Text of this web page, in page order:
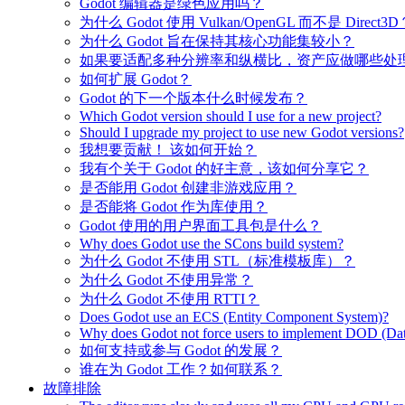
Godot 编辑器是绿色应用吗？
为什么 Godot 使用 Vulkan/OpenGL 而不是 Direct3D
为什么 Godot 旨在保持其核心功能集较小？
如果要适配多种分辨率和纵横比，资产应做哪些处
如何扩展 Godot？
Godot 的下一个版本什么时候发布？
Which Godot version should I use for a new project?
Should I upgrade my project to use new Godot versions?
我想要贡献！ 该如何开始？
我有个关于 Godot 的好主意，该如何分享它？
是否能用 Godot 创建非游戏应用？
是否能将 Godot 作为库使用？
Godot 使用的用户界面工具包是什么？
Why does Godot use the SCons build system?
为什么 Godot 不使用 STL（标准模板库）？
为什么 Godot 不使用异常？
为什么 Godot 不使用 RTTI？
Does Godot use an ECS (Entity Component System)?
Why does Godot not force users to implement DOD
如何支持或参与 Godot 的发展？
谁在为 Godot 工作？如何联系？
故障排除